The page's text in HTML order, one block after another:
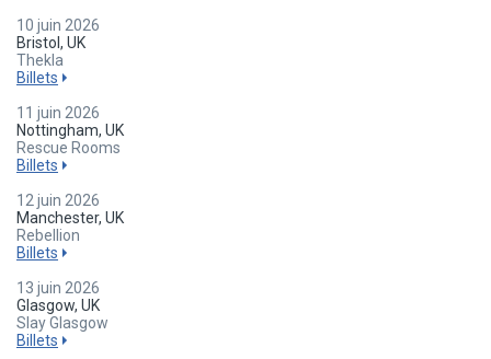
10 juin 2026
Bristol, UK
Thekla
Billets
11 juin 2026
Nottingham, UK
Rescue Rooms
Billets
12 juin 2026
Manchester, UK
Rebellion
Billets
13 juin 2026
Glasgow, UK
Slay Glasgow
Billets